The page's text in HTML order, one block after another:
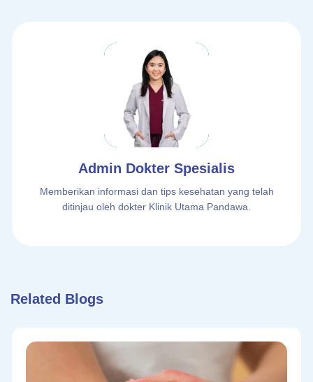
Admin Dokter Spesialis
Memberikan informasi dan tips kesehatan yang telah
ditinjau oleh dokter Klinik Utama Pandawa.
Related Blogs